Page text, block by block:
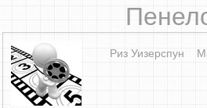
Риз Уизерспун